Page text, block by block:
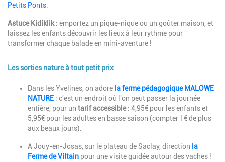
Petits Ponts
Astuce Kidiklik: emportez un pique-nique ou un goûter maison, et
laissez les enfants découvrir les lieux à leur rythme pour
transformer chaque balade en mini-aventure !
Les sorties nature à tout petit prix
DescriptionDans les Yvelines, on adore la ferme pédagogique MALOWE
NATURE : c'est un endroit où l'on peut passer la journée
entière, pour un tarif accessible: 4,95€ pour les enfants et
5,95€ pour les adultes en basse saison (compter 1€ de plus
aux beaux jours).
A Jouy-en-Josas, sur le plateau de Saclay, direction la
Ferme de Viltain pour une visite guidée autour des vaches !